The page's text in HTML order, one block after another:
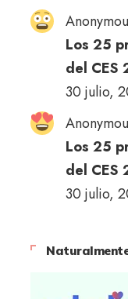
Los 25
del CES
30 julio,
Los 25
del CES
30 julio,